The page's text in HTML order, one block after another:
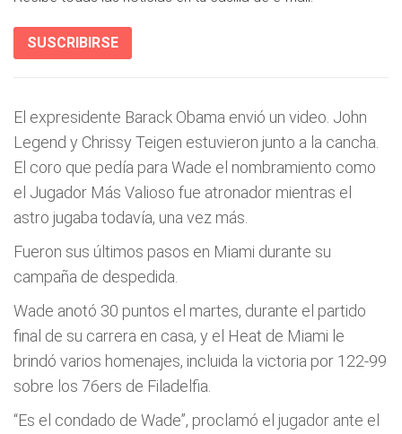
SUSCRIBIRSE
El expresidente Barack Obama envió un video. John
Legend y Chrissy Teigen estuvieron junto a la cancha.
El coro que pedía para Wade el nombramiento como
el Jugador Más Valioso fue atronador mientras el
astro jugaba todavía, una vez más.
Fueron sus últimos pasos en Miami durante su
campaña de despedida.
Wade anotó 30 puntos el martes, durante el partido
final de su carrera en casa, y el Heat de Miami le
brindó varios homenajes, incluida la victoria por 122-99
sobre los 76ers de Filadelfia.
“Es el condado de Wade”, proclamó el jugador ante el